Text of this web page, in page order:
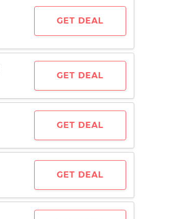
GET DEAL
GET DEAL
GET DEAL
GET DEAL